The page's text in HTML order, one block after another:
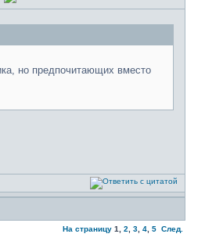
но предпочитающих вместо
На страницу 1 2 3 4 5 След.